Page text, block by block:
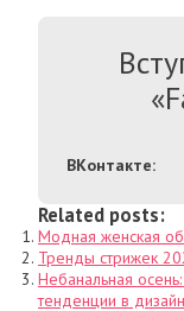
ВКонтакте:
Related posts:
Модная женская
Тренды стрижек
Небанальная
тенденции в